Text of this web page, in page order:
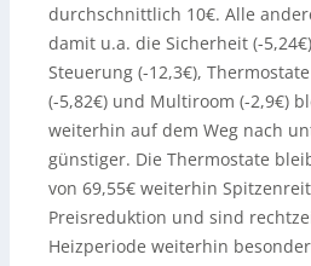
durchschnittlich 10€. Alle
damit u.a. die Sicherheit (-
Steuerung (-12,3€),
(-5,82€) und Multiroom (-2,9€)
weiterhin auf dem Weg nach
günstiger. Die Thermostate
von 69,55€ weiterhin
Preisreduktion und sind
Heizperiode weiterhin